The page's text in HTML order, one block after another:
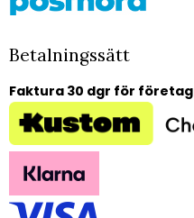
Betalningssätt
Faktura 30 dgr för företag